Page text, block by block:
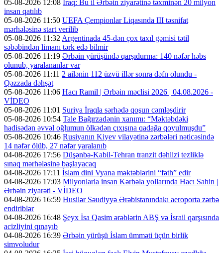
05-08-2026 12:08 İraq: Bu il Ərbəin ziyarətinə təxminən 20 milyon
insan qatılıb
05-08-2026 11:50 UEFA Çempionlar Liqasında III təsnifat
mərhələsinə start verilib
05-08-2026 11:32 Argentinada 45-dən çox taxıl gəmisi tətil
səbəbindən limanı tərk edə bilmir
05-08-2026 11:19 Ərbəin yürüşündə qarşıdurma: 140 nəfər həbs
olunub, yaralananlar var
05-08-2026 11:11 2 ailənin 112 üzvü illər sonra dəfn olundu -
Qəzzada dəhşət
05-08-2026 11:06 Hacı Ramil | Ərbəin məclisi 2026 | 04.08.2026 -
VİDEO
05-08-2026 11:01 Suriya İraqla sərhədə qoşun cəmləşdirir
05-08-2026 10:54 Tale Bağırzadənin xanımı: “Məktəbdəki
hadisədən əvvəl oğlumun ölkədən çıxışına qadağa qoyulmuşdu”
05-08-2026 10:46 Rusiyanın Kiyev vilayətinə zərbələri nəticəsində
14 nəfər ölüb, 27 nəfər yaralanıb
04-08-2026 17:56 Düşənbə-Kabil-Tehran tranzit dəhlizi tezliklə
sınaq mərhələsinə başlayacaq
04-08-2026 17:11 İslam dini Vyana məktəblərini “fəth” edir
04-08-2026 17:03 Milyonlarla insan Kərbəla yollarında Hacı Sahin |
Ərbəin ziyarəti - VİDEO
04-08-2026 16:59 Husilər Səudiyyə Ərəbistanındakı aeroporta zərbə
endiriblər
04-08-2026 16:48 Şeyx İsa Qasim ərəblərin ABŞ və İsrail qarşısında
acizliyini qınayıb
04-08-2026 16:39 Ərbəin yürüşü İslam ümməti üçün birlik
simvoludur